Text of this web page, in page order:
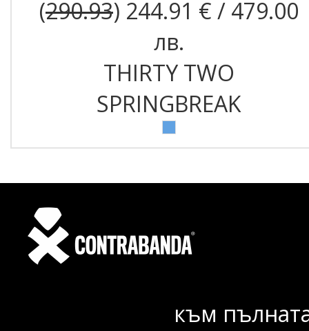
(290.93) 244.91 € / 479.00
лв.
THIRTY TWO
SPRINGBREAK
към